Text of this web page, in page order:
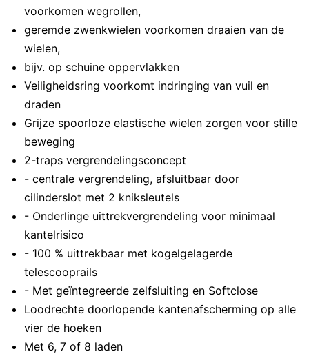
voorkomen wegrollen,
geremde zwenkwielen voorkomen draaien van de
wielen,
bijv. op schuine oppervlakken
Veiligheidsring voorkomt indringing van vuil en
draden
Grijze spoorloze elastische wielen zorgen voor stille
beweging
2-traps vergrendelingsconcept
- centrale vergrendeling, afsluitbaar door
cilinderslot met 2 kniksleutels
- Onderlinge uittrekvergrendeling voor minimaal
kantelrisico
- 100 % uittrekbaar met kogelgelagerde
telescooprails
- Met geïntegreerde zelfsluiting en Softclose
Loodrechte doorlopende kantenafscherming op alle
vier de hoeken
Met 6, 7 of 8 laden